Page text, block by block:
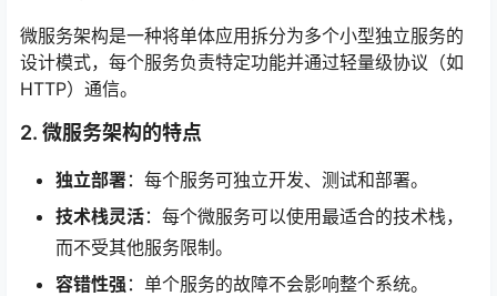
微服务架构是一种将单体应用拆分为多个小型独立服务的
设计模式，每个服务负责特定功能并通过轻量级协议（如
HTTP）通信。
2. 微服务架构的特点
独立部署：每个服务可独立开发、测试和部署。
技术栈灵活：每个微服务可以使用最适合的技术栈，
而不受其他服务限制。
容错性强 ：单个服务的故障不会影响整个系统。